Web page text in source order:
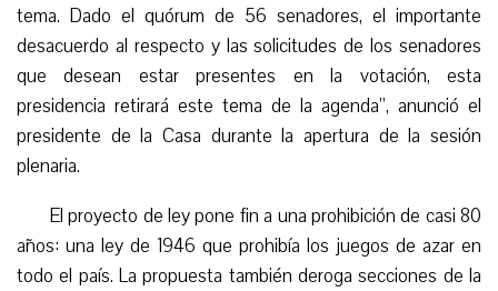
tema. Dado el quórum de 56 senadores, el importante
desacuerdo al respecto y las solicitudes de los senadores
que desean estar presentes en la votación, esta
presidencia retirará este tema de la agenda”, anunció el
presidente de la Casa durante la apertura de la sesión
plenaria.
El proyecto de ley pone fin a una prohibición de casi 80
años: una ley de 1946 que prohibía los juegos de azar en
todo el país. La propuesta también deroga secciones de la